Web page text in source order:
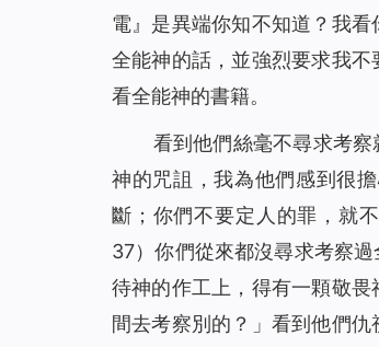
電』是異端你知不知道？我
全能神的話，並強烈要求我不
看全能神的書籍。
看到他們絲毫不尋求考
神的咒詛，我為他們感到很
斷；你們不要定人的罪，就
37）你們從來都沒尋求考察
待神的作工上，得有一顆敬
間去考察別的？」看到他們